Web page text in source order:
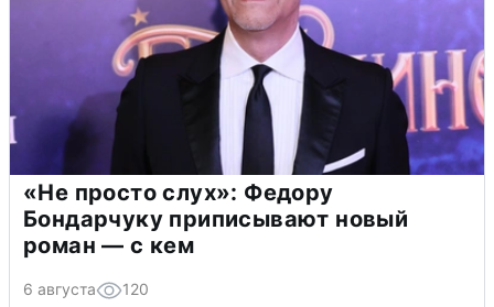
«Не просто слух»: Федору
Бондарчуку приписывают новый
роман — с кем
6 августа 120